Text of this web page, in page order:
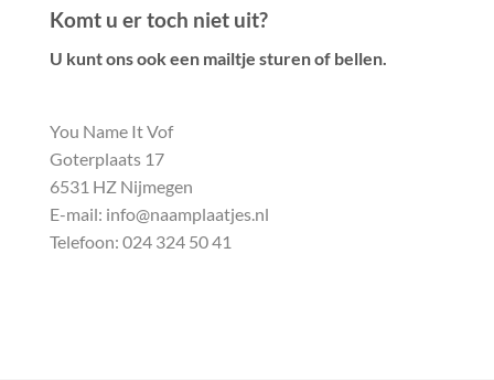
Komt u er toch niet uit?
U kunt ons ook een mailtje sturen of bellen.
You Name It Vof
Goterplaats 17
6531 HZ Nijmegen
E-mail: info@naamplaatjes.nl
Telefoon: 024 324 50 41